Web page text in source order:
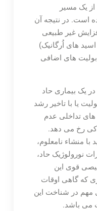
یک مسیر
است. در نتیجه آن
غیر طبیعی
های اُرگانیک)
های اضافی
یک بیماری حاد
یا با تاخیر رشد
های تداخلی عدم
رخ می دهد.
منشاء نامعلوم،
نورولوژیک حاد،
قوی این
که گاهی اوقات
مهم در شناخت این
می باشد.